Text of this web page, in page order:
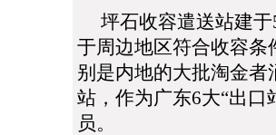
坪石收容遣送站建于
于周边地区符合收容
别是内地的大批淘金
站，作为广东6大“出
员。